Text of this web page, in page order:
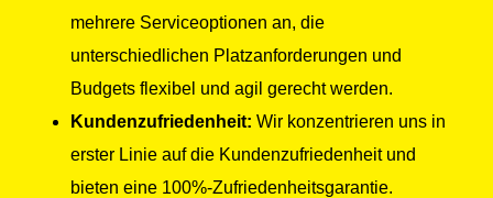
mehrere Serviceoptionen an, die
unterschiedlichen Platzanforderungen und
Budgets flexibel und agil gerecht werden.
Kundenzufriedenheit: Wir konzentrieren uns in
erster Linie auf die Kundenzufriedenheit und
bieten eine 100%-Zufriedenheitsgarantie.